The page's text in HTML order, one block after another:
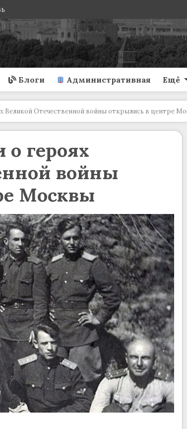
Блоги Административная Ещё
Великой Отечественной войны открылись в центре
героях
войны
Москвы